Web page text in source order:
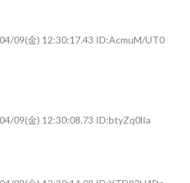
09(金) 12:30:17.43 ID:AcmuM/UT0
09(金) 12:30:08.73 ID:btyZq0lIa